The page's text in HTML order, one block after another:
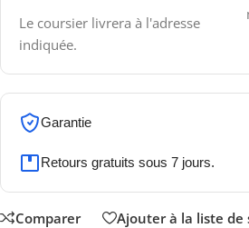
Le coursier livrera à l'adresse
indiquée.
Garantie
Retours gratuits sous 7 jours.
Comparer Ajouter à la liste de